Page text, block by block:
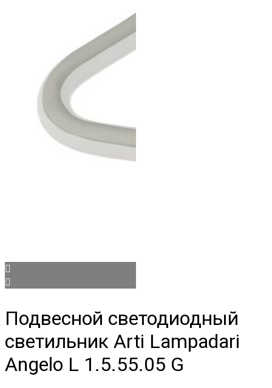
Подвесной светодиодный
светильник Arti Lampadari
Angelo L 1.5.55.05 G